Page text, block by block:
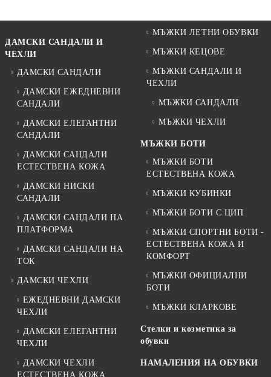
ДАМСКИ САНДАЛИ И
ЧЕХЛИ
ДАМСКИ САНДАЛИ
ДАМСКИ ЕЖЕДНЕВНИ
САНДАЛИ
ДАМСКИ ЕЛЕГАНТНИ
САНДАЛИ
ДАМСКИ САНДАЛИ
ЕСТЕСТВЕНА КОЖА
ДАМСКИ НИСКИ
САНДАЛИ
ДАМСКИ САНДАЛИ НА
ПЛАТФОРМА
ДАМСКИ САНДАЛИ НА
ТОК
ДАМСКИ ЧЕХЛИ
ЕЖЕДНЕВНИ ДАМСКИ
ЧЕХЛИ
ДАМСКИ ЕЛЕГАНТНИ
ЧЕХЛИ
ДАМСКИ ЧЕХЛИ
ЕСТЕСТВЕНА КОЖА
МЪЖКИ ЛЕТНИ ОБУВКИ
МЪЖКИ КЕЦОВЕ
МЪЖКИ САНДАЛИ И
ЧЕХЛИ
МЪЖКИ САНДАЛИ
МЪЖКИ ЧЕХЛИ
МЪЖКИ БОТИ
МЪЖКИ БОТИ
ЕСТЕСТВЕНА КОЖА
МЪЖКИ КУБИНКИ
МЪЖКИ БОТИ С ЦИП
МЪЖКИ СПОРТНИ БОТИ -
ЕСТЕСТВЕНА КОЖА И
КОМФОРТ
МЪЖКИ ОФИЦИАЛНИ
БОТИ
МЪЖКИ КЛАРКОВЕ
Стелки и козметика за
обувки
НАМАЛЕНИЯ НА ОБУВКИ